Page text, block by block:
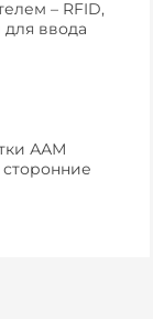
– RFID,
ввода
ААМ